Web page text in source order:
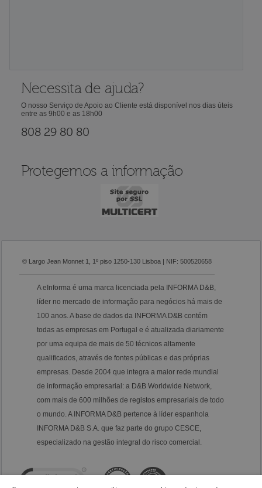
Necessita de ajuda?
O nosso Serviço de Apoio ao Cliente está disponível nos dias úteis
entre as 9h00 e as 18h00
808 29 80 80
Protegemos a informação
© Largo Jean Monnet 1, 1º piso 1250-130 Lisboa | NIF: 500520658
A eInforma é uma marca licenciada pela INFORMA D&B,
líder no mercado de informação para negócios há mais de
100 anos. A base de dados da INFORMA D&B contém
todas as empresas em Portugal e é atualizada diariamente
por uma equipa de mais de 50 técnicos altamente
qualificados, através de fontes públicas e das próprias
empresas. Desde 2004 que integra a maior rede mundial
de informação empresarial: a D&B Worldwide Network,
com mais de 600 milhões de registos empresariais de todo
o mundo. A INFORMA D&B pertence à líder espanhola
INFORMA D&B S.A. que faz parte do grupo CESCE,
especializado na gestão integral do risco comercial.